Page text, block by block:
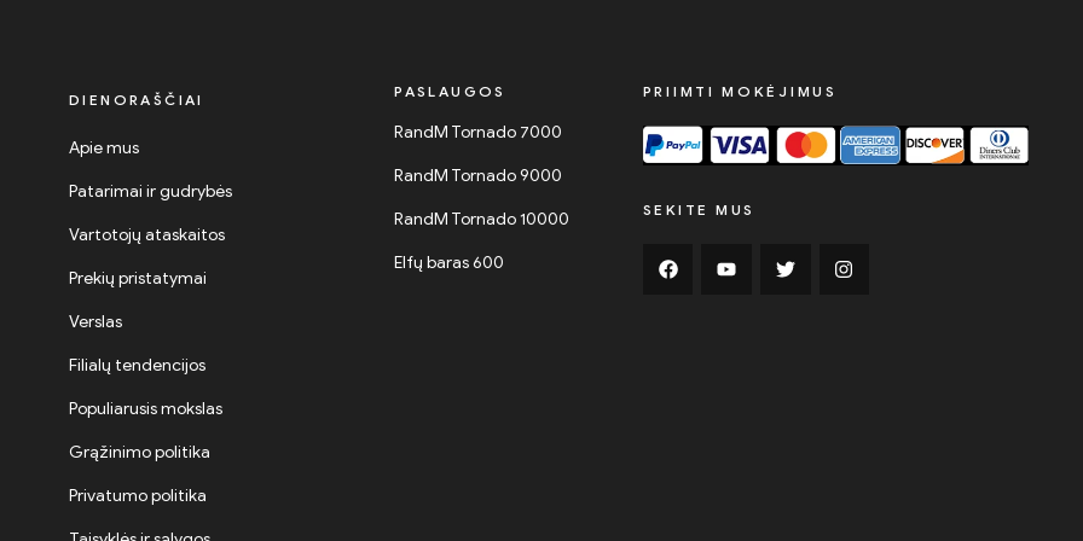
DIENORAŠČIAI
Apie mus
Patarimai ir gudrybės
Vartotojų ataskaitos
Prekių pristatymai
Verslas
Filialų tendencijos
Populiarusis mokslas
Grąžinimo politika
Privatumo politika
PASLAUGOS
RandM Tornado 7000
RandM Tornado 9000
RandM Tornado 10000
Elfų baras 600
PRIIMTI MOKĖJIMUS
SEKITE MUS